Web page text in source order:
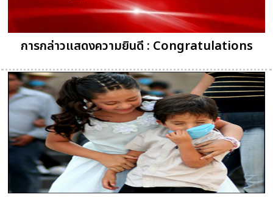
การกล่าวแสดงความยินดี : Congratulations